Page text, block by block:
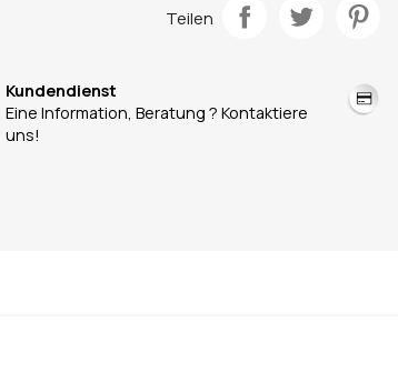
Teilen
Kundendienst
Eine Information, Beratung ? Kontaktiere
uns!